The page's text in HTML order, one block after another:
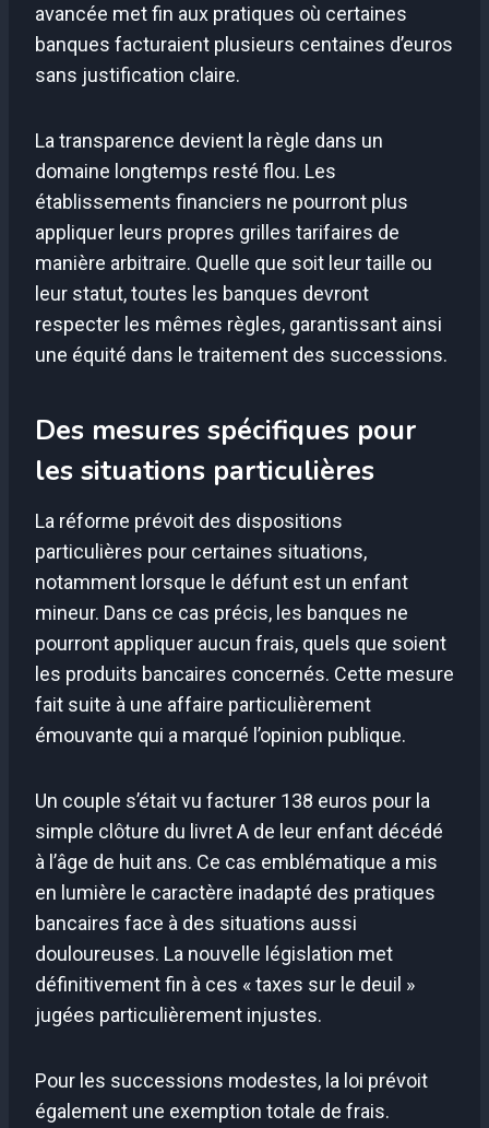
avancée met fin aux pratiques où certaines
banques facturaient plusieurs centaines d’euros
sans justification claire.
La transparence devient la règle dans un
domaine longtemps resté flou. Les
établissements financiers ne pourront plus
appliquer leurs propres grilles tarifaires de
manière arbitraire. Quelle que soit leur taille ou
leur statut, toutes les banques devront
respecter les mêmes règles, garantissant ainsi
une équité dans le traitement des successions.
Des mesures spécifiques pour
les situations particulières
La réforme prévoit des dispositions
particulières pour certaines situations,
notamment lorsque le défunt est un enfant
mineur. Dans ce cas précis, les banques ne
pourront appliquer aucun frais, quels que soient
les produits bancaires concernés. Cette mesure
fait suite à une affaire particulièrement
émouvante qui a marqué l’opinion publique.
Un couple s’était vu facturer 138 euros pour la
simple clôture du livret A de leur enfant décédé
à l’âge de huit ans. Ce cas emblématique a mis
en lumière le caractère inadapté des pratiques
bancaires face à des situations aussi
douloureuses. La nouvelle législation met
définitivement fin à ces « taxes sur le deuil »
jugées particulièrement injustes.
Pour les successions modestes, la loi prévoit
également une exemption totale de frais.